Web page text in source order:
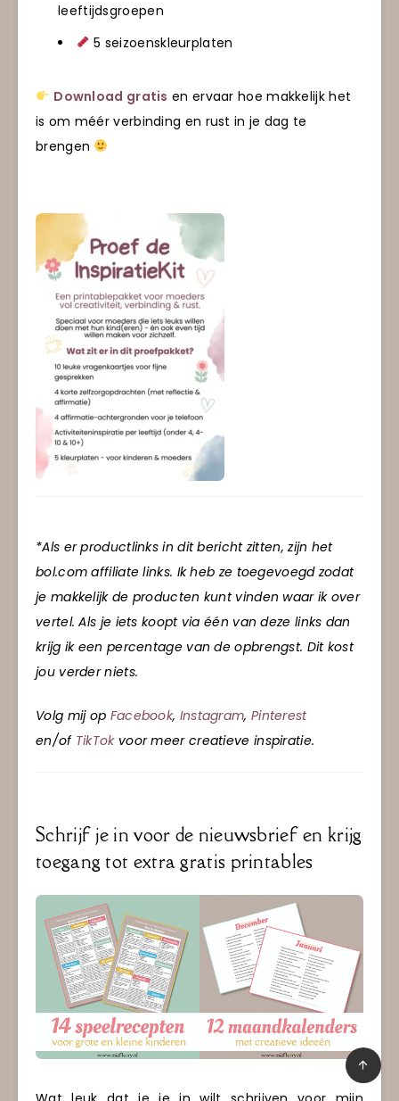
leeftijdsgroepen
5 seizoenskleurplaten
Download gratis en ervaar hoe makkelijk het
is om méér verbinding en rust in je dag te
brengen
*Als er productlinks in dit bericht zitten, zijn het
bol.com affiliate links. Ik heb ze toegevoegd zodat
je makkelijk de producten kunt vinden waar ik over
vertel. Als je iets koopt via één van deze links dan
krijg ik een percentage van de opbrengst. Dit kost
jou verder niets.
Volg mij op Facebook, Instagram, Pinterest
en/of TikTokvoor meer creatieve inspiratie.
Schrijf je in voor de nieuwsbrief en krijg
toegang tot extra gratis printables